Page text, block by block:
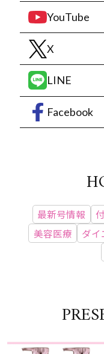
YouTube
X
LINE
Facebook
最新号情報
美容医療
ダイ